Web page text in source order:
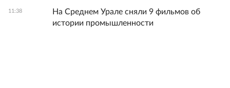
11:38
На Среднем Урале сняли 9 фильмов об
истории промышленности